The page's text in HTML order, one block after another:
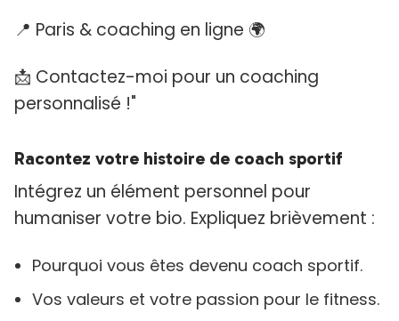
📍 Paris & coaching en ligne 🌍
📩 Contactez-moi pour un coaching
personnalisé !"
Racontez votre histoire de coach sportif
Intégrez un élément personnel pour
humaniser votre bio. Expliquez brièvement :
Pourquoi vous êtes devenu coach sportif.
Vos valeurs et votre passion pour le fitness.